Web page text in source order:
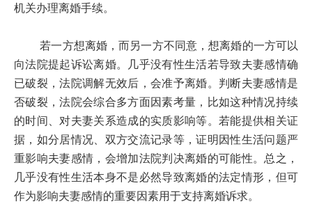
机关办理离婚手续。
若一方想离婚，而另一方不同意，想离婚的一方可以
向法院提起诉讼离婚。几乎没有性生活若导致夫妻感情确
已破裂，法院调解无效后，会准予离婚。判断夫妻感情是
否破裂，法院会综合多方面因素考量，比如这种情况持续
的时间、对夫妻关系造成的实质影响等。若能提供相关证
据，如分居情况、双方交流记录等，证明因性生活问题严
重影响夫妻感情，会增加法院判决离婚的可能性。总之，
几乎没有性生活本身不是必然导致离婚的法定情形，但可
作为影响夫妻感情的重要因素用于支持离婚诉求。